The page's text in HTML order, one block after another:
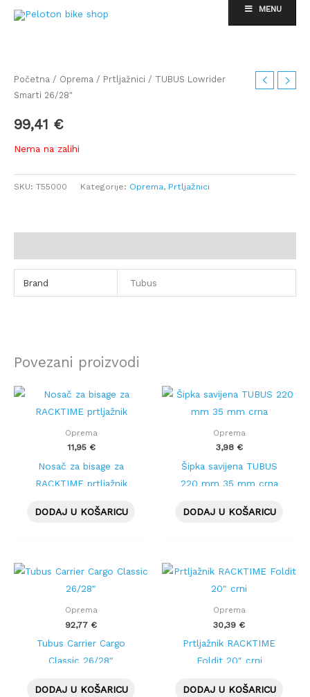
Skip
MENU
Početna / Oprema / Prtljažnici / TUBUS Lowrider
Smarti 26/28″
99,41 €
Nema na zalihi
SKU: T55000 Kategorije: Oprema, Prtljažnici
Brand Tubus
Povezani proizvodi
Oprema
11,95 €
Nosač za bisage za
RACKTIME prtljažnik
DODAJ U KOŠARICU
Oprema
3,98 €
Šipka savijena TUBUS
220 mm 35 mm crna
DODAJ U KOŠARICU
Oprema
92,77 €
Tubus Carrier Cargo
Classic 26/28″
DODAJ U KOŠARICU
Oprema
30,39 €
Prtljažnik RACKTIME
Foldit 20″ crni
DODAJ U KOŠARICU